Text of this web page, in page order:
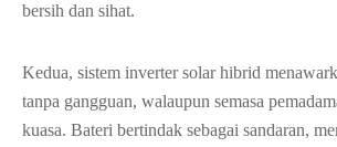
bersih dan sihat.
Kedua, sistem inverter solar hibrid
tanpa gangguan, walaupun semasa
kuasa. Bateri bertindak sebagai sandaran,